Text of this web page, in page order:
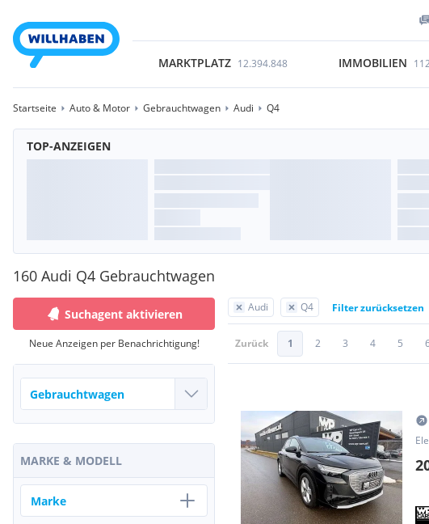
MARKTPLATZ 12.394.848 IMMOBILIEN
Startseite Auto & Motor Gebrauchtwagen Audi Q4
TOP-ANZEIGEN
160 Audi Q4 Gebrauchtwagen
Audi Q4 Filter zurücksetzen
Zurück 1 2 3 4 5
Suchagent aktivieren
Neue Anzeigen per Benachrichtigung!
MARKE & MODELL
Marke